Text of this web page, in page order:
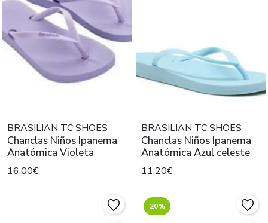
BRASILIAN TC SHOES
Chanclas Niños Ipanema
Anatómica Violeta
16,00€
BRASILIAN TC SHOES
Chanclas Niños Ipanema
Anatómica Azul celeste
11,20€
20%